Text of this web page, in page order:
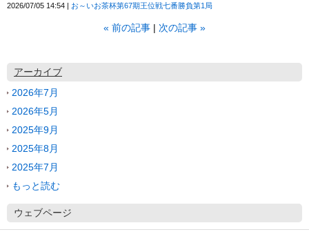
2026/07/05 14:54 お～いお茶杯第67期王位戦七番勝負第1局
« 前の記事 次の記事 »
アーカイブ
2026年7月
2026年5月
2025年9月
2025年8月
2025年7月
もっと読む
ウェブページ